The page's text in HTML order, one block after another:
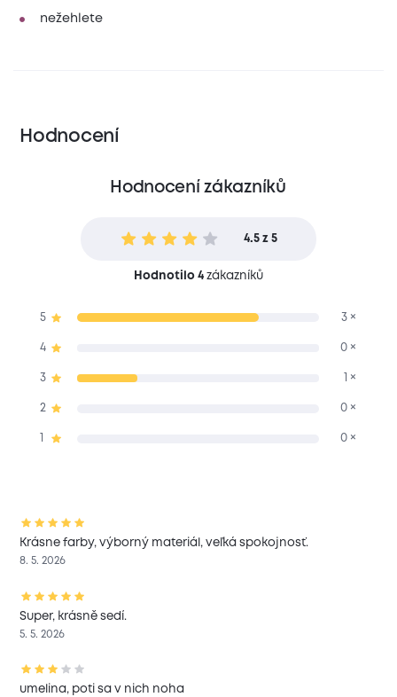
nežehlete
Hodnocení
Hodnocení zákazníků
4.5 z 5
Hodnotilo 4zákazníků
5 3 ×
4 0 ×
3 1 ×
2 0 ×
0 ×
Krásne farby, výborný materiál, veľká spokojnosť.
8. 5. 2026
Super, krásně sedí.
5. 5. 2026
umelina, poti sa v nich noha